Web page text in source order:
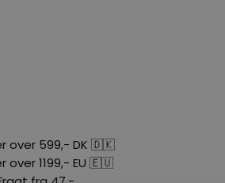
over 599,- DK 🇩🇰
over 1199,- EU 🇪🇺